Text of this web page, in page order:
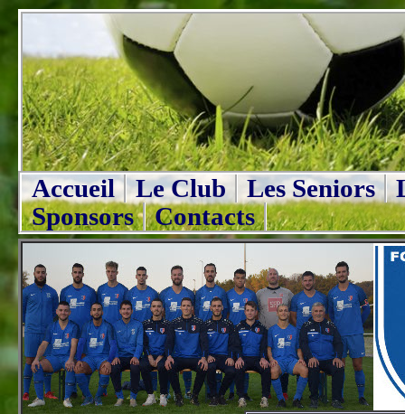
Accueil Le Club Les Seniors
Sponsors
Contacts